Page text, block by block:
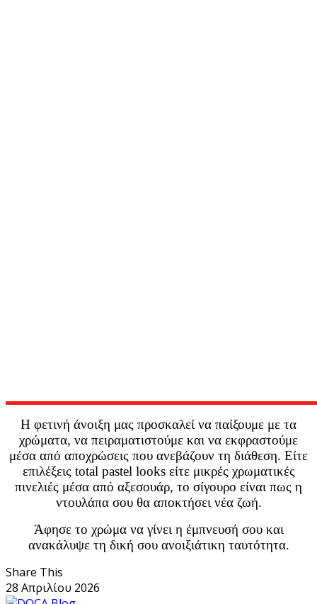
Η φετινή άνοιξη μας προσκαλεί να παίξουμε με τα
χρώματα, να πειραματιστούμε και να εκφραστούμε
μέσα από αποχρώσεις που ανεβάζουν τη διάθεση. Είτε
επιλέξεις total pastel looks είτε μικρές χρωματικές
πινελιές μέσα από αξεσουάρ, το σίγουρο είναι πως η
ντουλάπα σου θα αποκτήσει νέα ζωή.
Άφησε το χρώμα να γίνει η έμπνευσή σου και
ανακάλυψε τη δική σου ανοιξιάτικη ταυτότητα.
Share This
28 Απριλίου 2026